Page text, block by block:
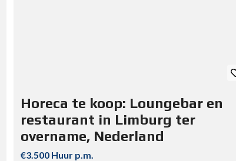
Horeca te koop: Loungebar en
restaurant in Limburg ter
overname, Nederland
€3.500 Huur p.m.